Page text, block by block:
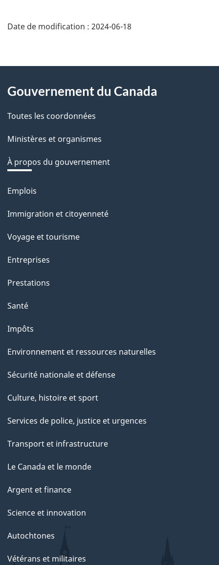
Date de modification : 2024-06-18
About
this
site
Gouvernement du Canada
Toutes les coordonnées
Ministères et organismes
À propos du gouvernement
Thèmes
sujets
Emplois
Immigration et citoyenneté
Voyage et tourisme
Entreprises
Prestations
Santé
Impôts
Environnement et ressources naturelles
Sécurité nationale et défense
Culture, histoire et sport
Services de police, justice et urgences
Transport et infrastructure
Le Canada et le monde
Argent et finance
Science et innovation
Autochtones
Vétérans et militaires